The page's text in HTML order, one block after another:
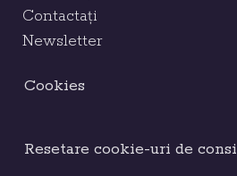
Contactați
Newsletter
Cookies
Resetare cookie-uri de